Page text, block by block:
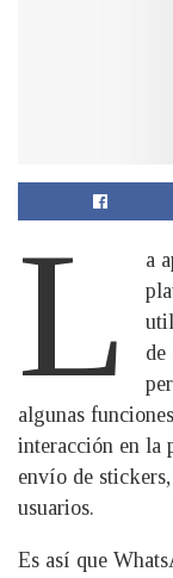
L
a
de
algunas
interacción en la
envío de
usuarios.
Es así que